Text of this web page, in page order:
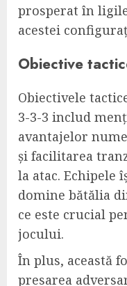
prosperat în
acestei
Obiective
Obiectivele
3-3-3 includ
avantajelor
și facilitarea
la atac. Echipele
domine bătălia
ce este crucial
jocului.
În plus, această
presarea